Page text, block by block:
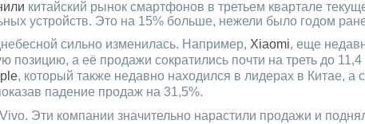
китайский рынок смартфонов в третьем квартале
устройств. Это на 15% больше, нежели было годом
сильно изменилась. Например, Xiaomi, еще
позицию, а её продажи сократились почти на треть до 11,4
, который также недавно находился в лидерах в Китае, а
падение продаж на 31,5%.
Эти компании значительно нарастили продажи и